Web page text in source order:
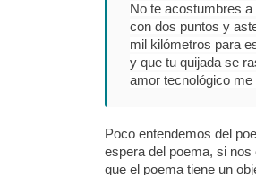
No te acostumbres
con dos puntos y
mil kilómetros para
y que tu quijada se
amor tecnológico
Poco entendemos del
espera del poema, si
que el poema tiene un